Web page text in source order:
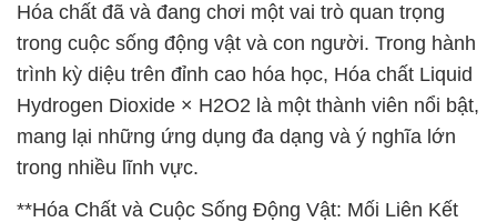
Hóa chất đã và đang chơi một vai trò quan trọng
trong cuộc sống động vật và con người. Trong hành
trình kỳ diệu trên đỉnh cao hóa học, Hóa chất Liquid
Hydrogen Dioxide × H2O2 là một thành viên nổi bật,
mang lại những ứng dụng đa dạng và ý nghĩa lớn
trong nhiều lĩnh vực.
**Hóa Chất và Cuộc Sống Động Vật: Mối Liên Kết